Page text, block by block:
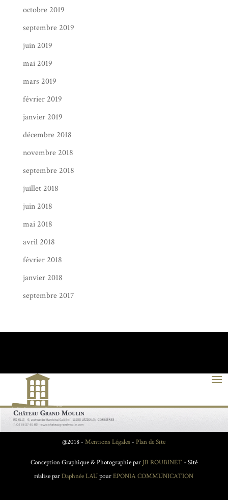
octobre 2019
septembre 2019
juin 2019
mai 2019
mars 2019
février 2019
janvier 2019
décembre 2018
novembre 2018
septembre 2018
juillet 2018
juin 2018
mai 2018
avril 2018
février 2018
janvier 2018
septembre 2017
@2018 - Mentions Légales - Plan de Site
Conception Graphique & Photographie par JB ROUBINET - Sité
réalise parDaphnée LAUpourEPONIA COMMUNICATION